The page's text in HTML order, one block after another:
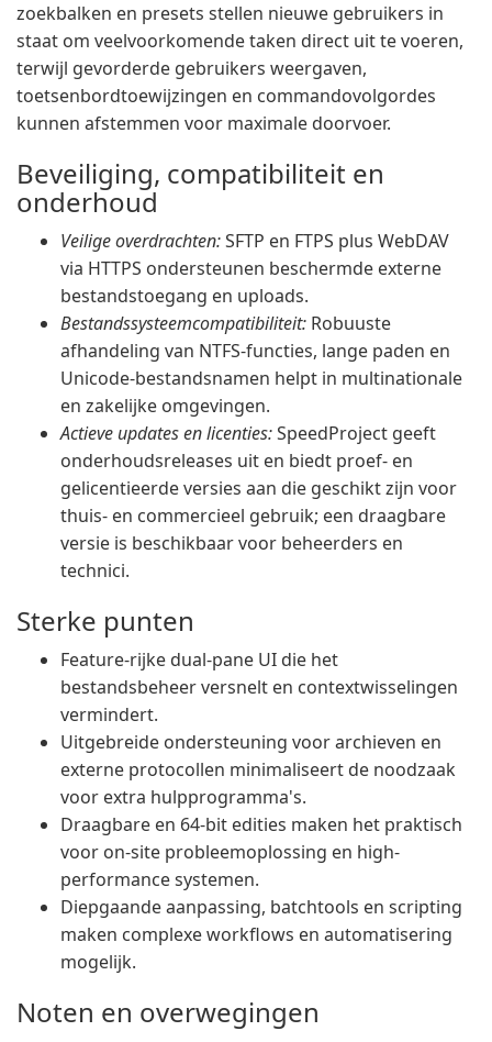
zoekbalken en presets stellen nieuwe gebruikers in
staat om veelvoorkomende taken direct uit te voeren,
terwijl gevorderde gebruikers weergaven,
toetsenbordtoewijzingen en commandovolgordes
kunnen afstemmen voor maximale doorvoer.
Beveiliging, compatibiliteit en
onderhoud
Veilige overdrachten:SFTP en FTPS plus WebDAV
via HTTPS ondersteunen beschermde externe
bestandstoegang en uploads.
Bestandssysteemcompatibiliteit: Robuuste
afhandeling van NTFS-functies, lange paden en
Unicode-bestandsnamen helpt in multinationale
en zakelijke omgevingen.
Actieve updates en licenties:SpeedProject geeft
onderhoudsreleases uit en biedt proef- en
gelicentieerde versies aan die geschikt zijn voor
thuis- en commercieel gebruik; een draagbare
versie is beschikbaar voor beheerders en
technici.
Sterke punten
Feature-rijke dual-pane UI die het
bestandsbeheer versnelt en contextwisselingen
vermindert.
Uitgebreide ondersteuning voor archieven en
externe protocollen minimaliseert de noodzaak
voor extra hulpprogramma's.
Draagbare en 64-bit edities maken het praktisch
voor on-site probleemoplossing en high-
performance systemen.
Diepgaande aanpassing, batchtools en scripting
maken complexe workflows en automatisering
mogelijk.
Noten en overwegingen